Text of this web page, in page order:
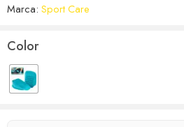
Marca: Sport Care
Color